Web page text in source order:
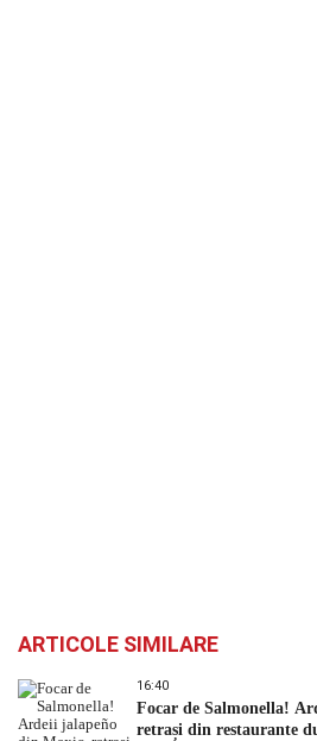
ARTICOLE SIMILARE
16:40
Focar de Salmonella!
retrași din restaurante